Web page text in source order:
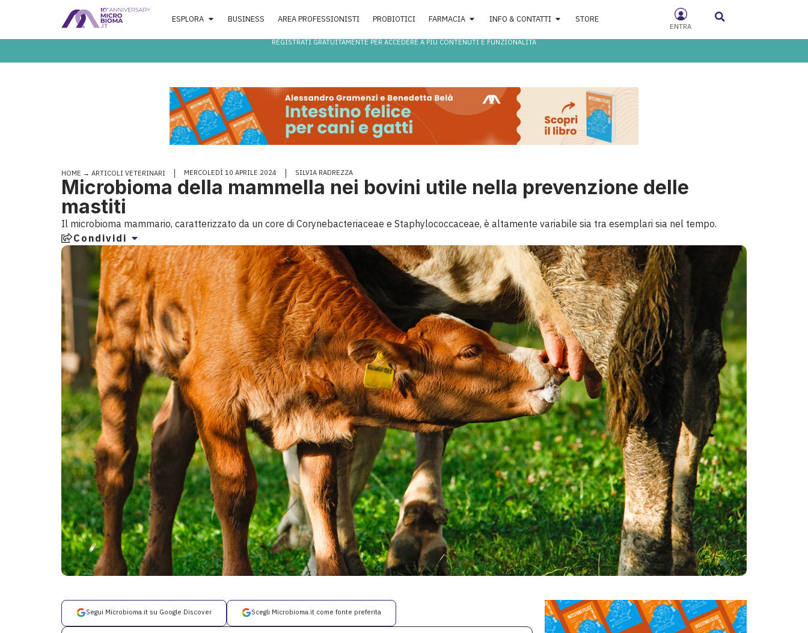
ESPLORA BUSINESS AREA PROFESSIONISTI PROBIOTICI FARMACIA INFO & CONTATTI STORE
ENTRA
REGISTRATI GRATUITAMENTE PER ACCEDERE A PIÙ CONTENUTI E FUNZIONALITÀ
HOME → ARTICOLI VETERINARI MERCOLEDÌ 10 APRILE 2024 SILVIA RADREZZA
Microbioma della mammella nei bovini utile nella prevenzione delle
mastiti
Il microbioma mammario, caratterizzato da un core di Corynebacteriaceae e Staphylococcaceae, è altamente variabile sia tra esemplari sia nel tempo.
Condividi
Segui Microbioma.it su Google Discover Scegli Microbioma.it come fonte preferita